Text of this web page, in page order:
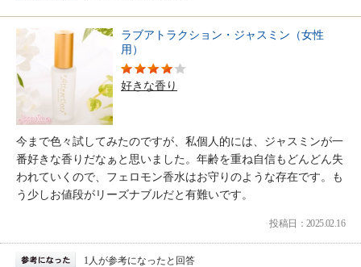
ラブアトラクション・ジャスミン（女性
用）
好きな香り
今まで色々試してみたのですが、私個人的には、ジャスミンが一
番好きな香りだなぁと思いました。年齢を重ね自信もどんどん失
われていくので、フェロモン香水はお守りのような存在です。も
う少しお値段がリーズナブルだと有難いです。
投稿日：2025.02.16
1人が参考になったと回答